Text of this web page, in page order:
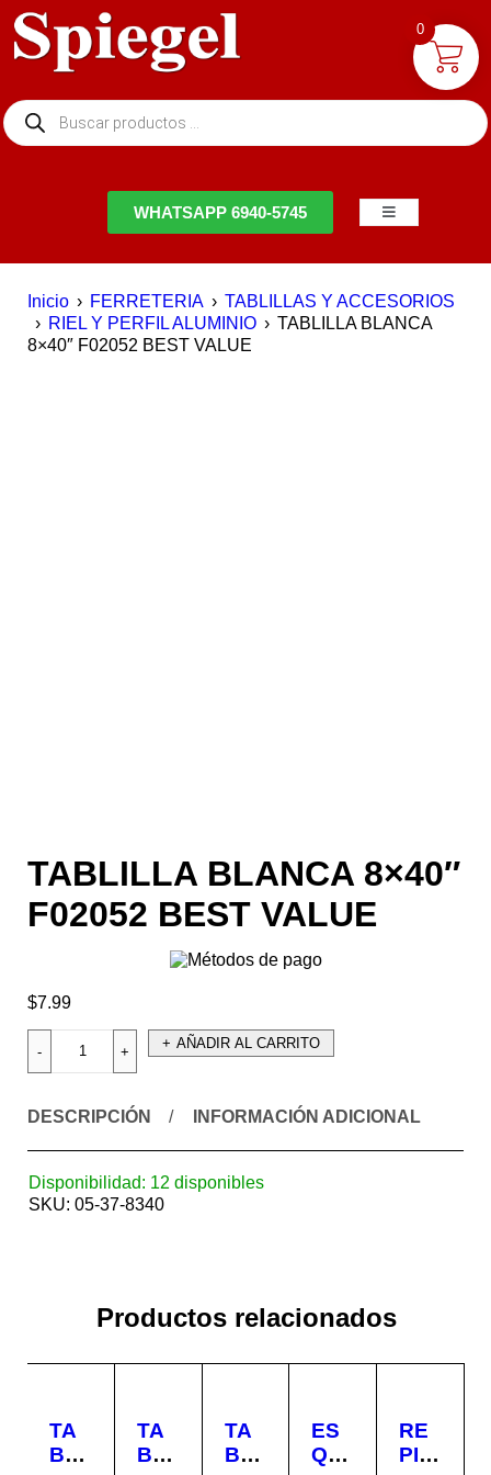
WHATSAPP 6940-5745
Inicio › FERRETERIA › TABLILLAS Y ACCESORIOS
› RIEL Y PERFIL ALUMINIO › TABLILLA BLANCA
8×40″ F02052 BEST VALUE
TABLILLA BLANCA 8×40″
F02052 BEST VALUE
$7.99
AÑADIR AL CARRITO
DESCRIPCIÓN INFORMACIÓN ADICIONAL
Disponibilidad: 12 disponibles
SKU: 05-37-8340
Productos relacionados
TA
BLI
TA
BLI
TA
BLI
ES
QUI
RE
PIS
0